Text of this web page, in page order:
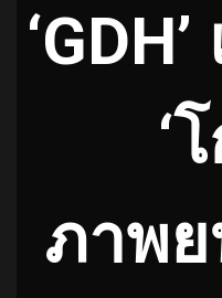
‘
ภาพ